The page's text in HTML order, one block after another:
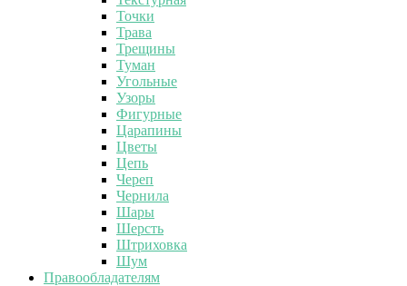
Точки
Трава
Трещины
Туман
Угольные
Узоры
Фигурные
Царапины
Цветы
Цепь
Череп
Чернила
Шары
Шерсть
Штриховка
Шум
Правообладателям